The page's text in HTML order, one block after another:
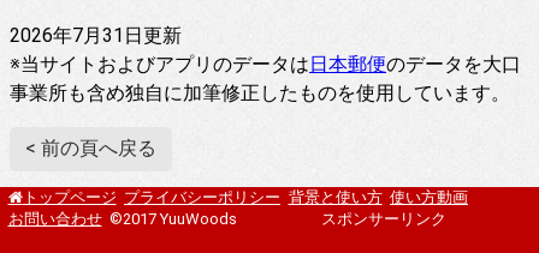
2026年7月31日更新
※当サイトおよびアプリのデータは日本郵便のデータを大口
事業所も含め独自に加筆修正したものを使用しています。
< 前の頁へ戻る
トップページ プライバシーポリシー 背景と使い方 使い方動画
お問い合わせ ©2017 YuuWoods スポンサーリンク